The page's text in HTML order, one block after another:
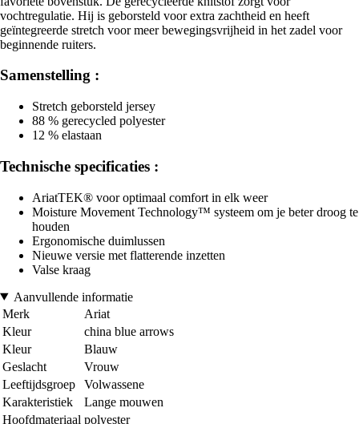
vochtregulatie. Hij is geborsteld voor extra zachtheid en heeft
geïntegreerde stretch voor meer bewegingsvrijheid in het zadel voor
beginnende ruiters.
Samenstelling :
Stretch geborsteld jersey
88 % gerecycled polyester
12 % elastaan
Technische specificaties :
AriatTEK® voor optimaal comfort in elk weer
Moisture Movement Technology™ systeem om je beter droog te
houden
Ergonomische duimlussen
Nieuwe versie met flatterende inzetten
Valse kraag
Aanvullende informatie
Merk
Ariat
Kleur
china blue arrows
Kleur
Blauw
Geslacht
Vrouw
Leeftijdsgroep
Volwassene
Karakteristiek
Lange mouwen
Hoofdmateriaal polyester